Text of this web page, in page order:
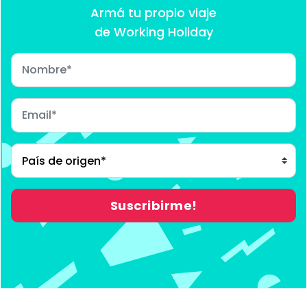
Armá tu propio viaje
de Working Holiday